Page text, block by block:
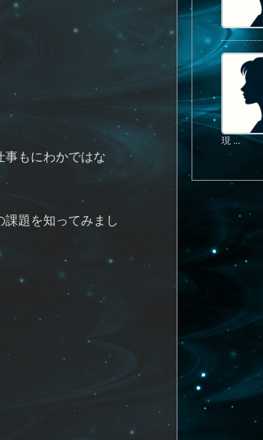
もにわかではな
題を知ってみまし
現 ...